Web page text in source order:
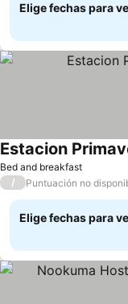
Elige fechas para
Bed and breakfast
Estacion
/ Puntuación no
Elige fechas para